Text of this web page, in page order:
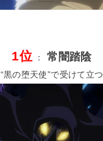
1位 ： 常闇踏陰
“黒の堕天使”で受けて立つ